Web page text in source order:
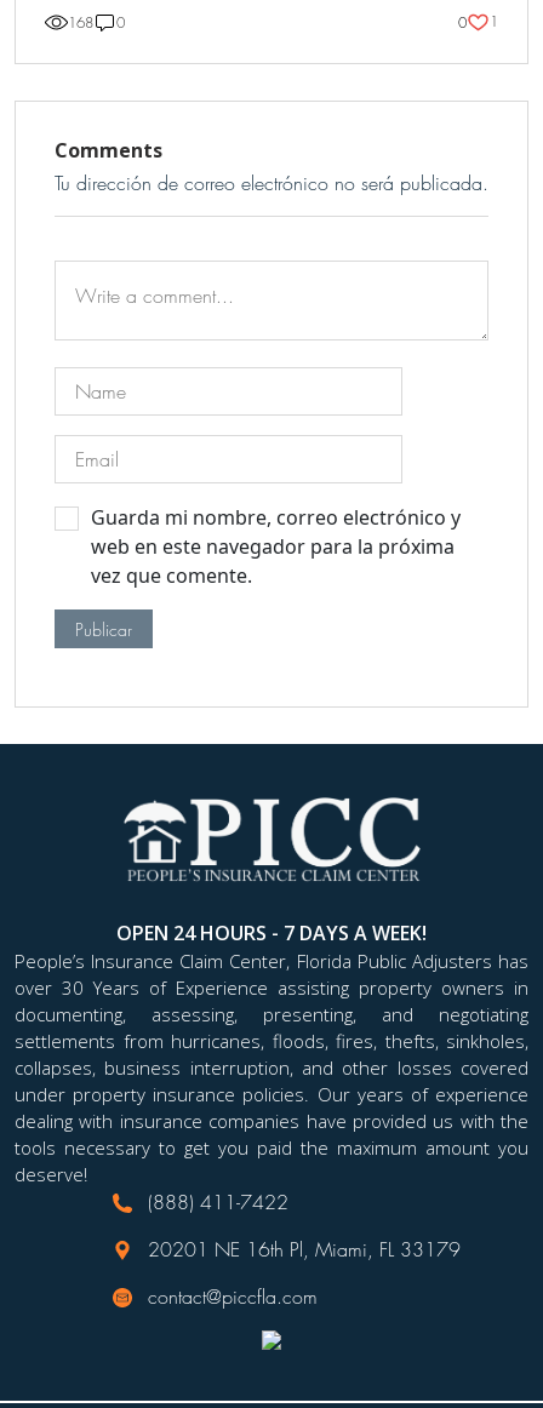
168 0 0 1
Comments
Tu dirección de correo electrónico no será publicada.
Guarda mi nombre, correo electrónico y
web en este navegador para la próxima
vez que comente.
OPEN 24 HOURS - 7 DAYS A WEEK!
People’s Insurance Claim Center, Florida Public Adjusters has
over 30 Years of Experience assisting property owners in
documenting, assessing, presenting, and negotiating
settlements from hurricanes, floods, fires, thefts, sinkholes,
collapses, business interruption, and other losses covered
under property insurance policies. Our years of experience
dealing with insurance companies have provided us with the
tools necessary to get you paid the maximum amount you
deserve!
(888) 411-7422
20201 NE 16th Pl, Miami, FL 33179
contact@piccfla.com